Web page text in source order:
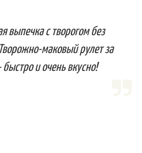
выпечка с творогом без
маковый рулет за
и очень вкусно!